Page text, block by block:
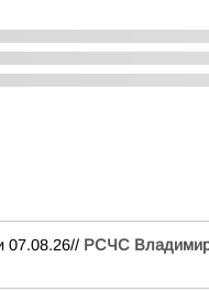
07.08.26// РСЧС